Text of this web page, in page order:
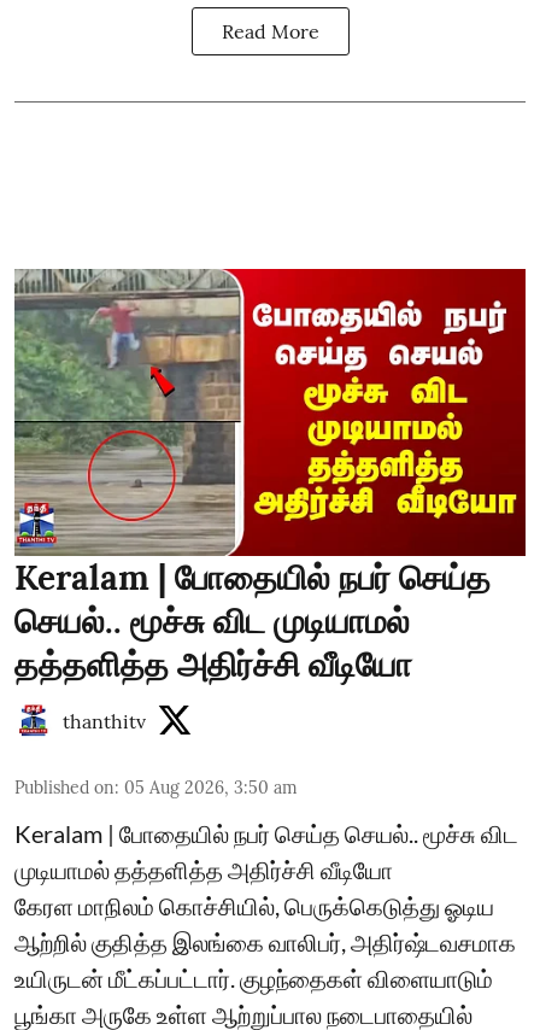
Read More
Keralam | போதையில் நபர் செய்த
செயல்.. மூச்சு விட முடியாமல்
தத்தளித்த அதிர்ச்சி வீடியோ
thanthitv
Published on: 05 Aug 2026, 3:50 am
Keralam | போதையில் நபர் செய்த செயல்.. மூச்சு விட
முடியாமல் தத்தளித்த அதிர்ச்சி வீடியோ
கேரள மாநிலம் கொச்சியில், பெருக்கெடுத்து ஓடிய
ஆற்றில் குதித்த இலங்கை வாலிபர், அதிர்ஷ்டவசமாக
உயிருடன் மீட்கப்பட்டார். குழந்தைகள் விளையாடும்
பூங்கா அருகே உள்ள ஆற்றுப்பால நடைபாதையில்